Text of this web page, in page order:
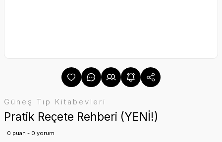
Güneş Tıp Kitabevleri
Pratik Reçete Rehberi (YENİ!)
0 puan - 0 yorum